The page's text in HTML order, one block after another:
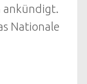
ankündigt.
Nationale